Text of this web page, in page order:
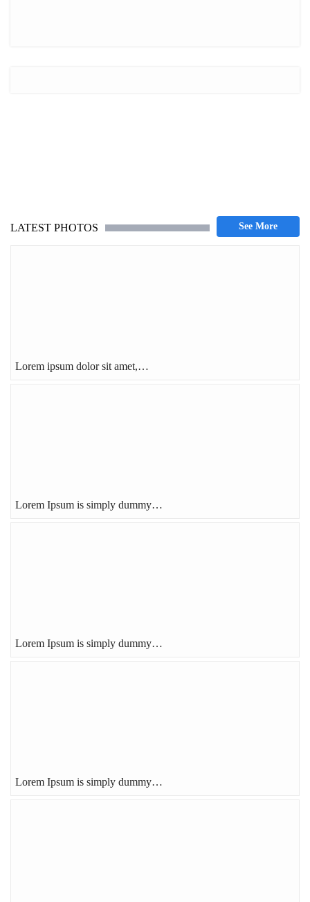
LATEST PHOTOS
Lorem ipsum dolor sit amet,…
Lorem Ipsum is simply dummy…
Lorem Ipsum is simply dummy…
Lorem Ipsum is simply dummy…